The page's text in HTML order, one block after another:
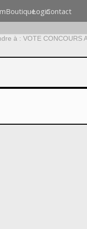
BoutiqueLoginContact
à : VOTE CONCOURS